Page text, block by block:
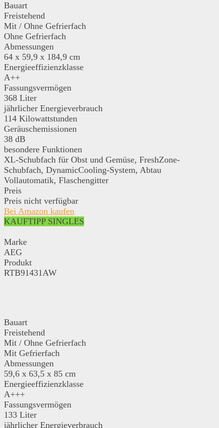
Bauart
Freistehend
Mit / Ohne Gefrierfach
Ohne Gefrierfach
Abmessungen
64 x 59,9 x 184,9 cm
Energieeffizienzklasse
A++
Fassungsvermögen
368 Liter
jährlicher Energieverbrauch
114 Kilowattstunden
Geräuschemissionen
38 dB
besondere Funktionen
XL-Schubfach für Obst und Gemüse, FreshZone-
Schubfach, DynamicCooling-System, Abtau
Vollautomatik, Flaschengitter
Preis
Preis nicht verfügbar
Bei Amazon kaufen
KAUFTIPP SINGLES
Marke
AEG
Produkt
RTB91431AW
Bauart
Freistehend
Mit / Ohne Gefrierfach
Mit Gefrierfach
Abmessungen
59,6 x 63,5 x 85 cm
Energieeffizienzklasse
A+++
Fassungsvermögen
133 Liter
jährlicher Energieverbrauch